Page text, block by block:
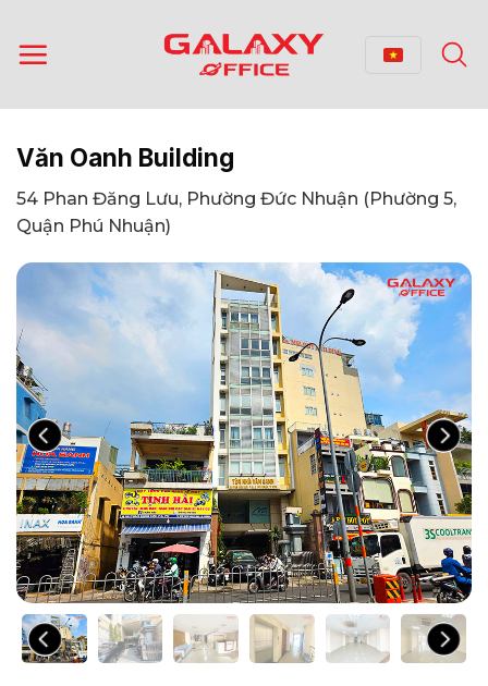
qua
nội
Văn Oanh Building
54 Phan Đăng Lưu, Phường Đức Nhuận (Phường 5,
Quận Phú Nhuận)